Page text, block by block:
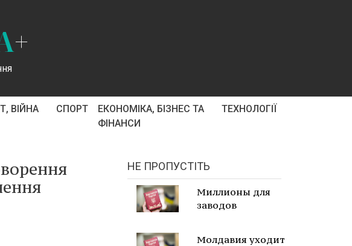
+
ВІЙНА
СПОРТ
ЕКОНОМІКА, БІЗНЕС ТА
ФІНАНСИ
ТЕХНОЛОГІЇ
НЕ ПРОПУСТІТЬ
Миллионы для
заводов
Молдавия уходит